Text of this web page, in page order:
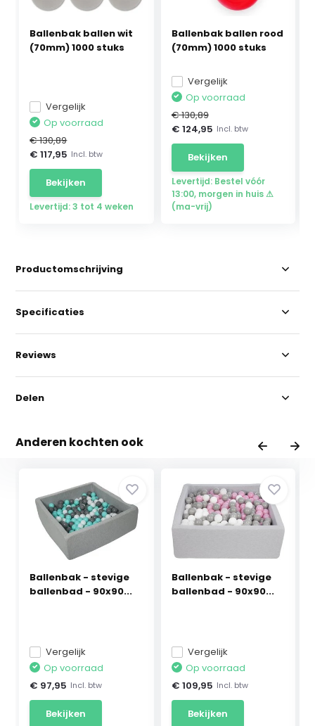
Ballenbak ballen wit
(70mm) 1000 stuks
Vergelijk
Op voorraad
€ 130,89
€ 117,95 Incl. btw
Bekijken
Levertijd: 3 tot 4 weken
Ballenbak ballen rood
(70mm) 1000 stuks
Vergelijk
Op voorraad
€ 130,89
€ 124,95 Incl. btw
Bekijken
Levertijd: Bestel vóór
13:00, morgen in huis ⚠
(ma-vrij)
Productomschrijving
Specificaties
Reviews
Delen
Anderen kochten ook
Ballenbak - stevige
ballenbad - 90x90...
Vergelijk
Op voorraad
€ 97,95 Incl. btw
Bekijken
Ballenbak - stevige
ballenbad - 90x90...
Vergelijk
Op voorraad
€ 109,95 Incl. btw
Bekijken